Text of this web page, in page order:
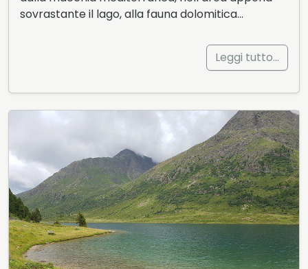
sovrastante il lago, alla fauna dolomitica…
Leggi tutto…